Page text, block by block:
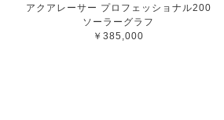
アクアレーサー プロフェッショナル200
ソーラーグラフ
￥385,000